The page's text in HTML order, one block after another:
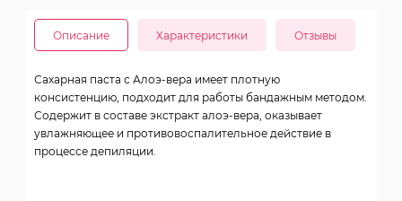
Описание Характеристики Отзывы
Сахарная паста с Алоэ-вера имеет плотную
консистенцию, подходит для работы бандажным методом.
Содержит в составе экстракт алоэ-вера, оказывает
увлажняющее и противовоспалительное действие в
процессе депиляции.